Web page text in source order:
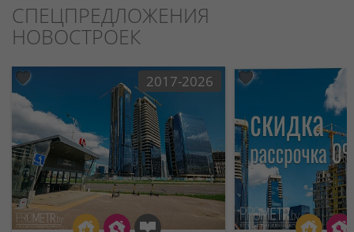
СПЕЦПРЕДЛОЖЕНИЯ
НОВОСТРОЕК
2017-2026